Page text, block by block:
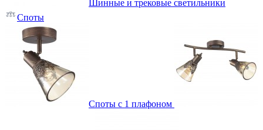
Шинные и трековые светильники
Споты
Споты с 1 плафоном